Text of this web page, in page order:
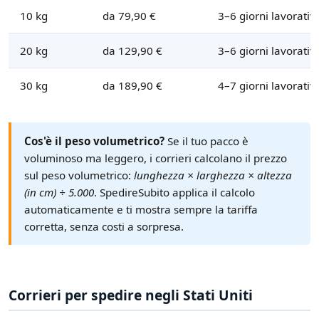
10 kg da 79,90 € 3–6 giorni lavorativi
20 kg da 129,90 € 3–6 giorni lavorativi
30 kg da 189,90 € 4–7 giorni lavorativi
Cos'è il peso volumetrico? Se il tuo pacco è
voluminoso ma leggero, i corrieri calcolano il prezzo
sul peso volumetrico: lunghezza × larghezza × altezza
(in cm) ÷ 5.000. SpedireSubito applica il calcolo
automaticamente e ti mostra sempre la tariffa
corretta, senza costi a sorpresa.
Corrieri per spedire negli Stati Uniti